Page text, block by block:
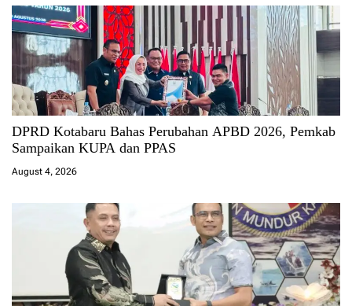
DPRD Kotabaru Bahas Perubahan APBD 2026, Pemkab
Sampaikan KUPA dan PPAS
August 4, 2026